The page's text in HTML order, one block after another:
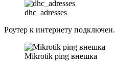
dhc_adresses
Роутер к интернету подключен.
Mikrotik ping внешка